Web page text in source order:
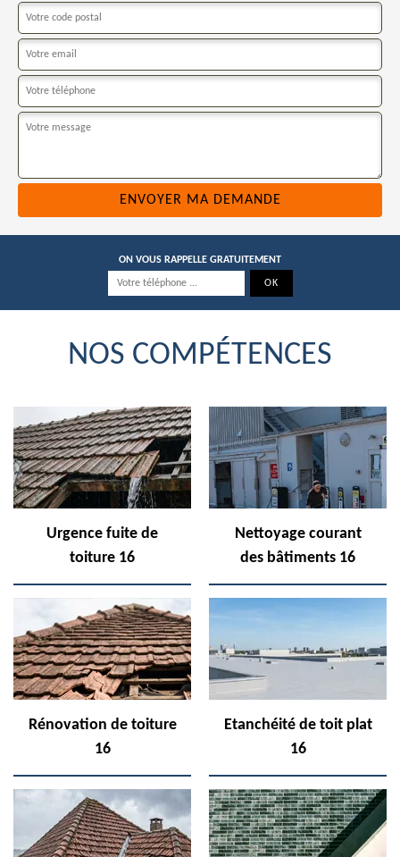
ON VOUS RAPPELLE GRATUITEMENT
NOS COMPÉTENCES
Urgence fuite de
toiture 16
Nettoyage courant
des bâtiments 16
Rénovation de toiture
16
Etanchéité de toit plat
16